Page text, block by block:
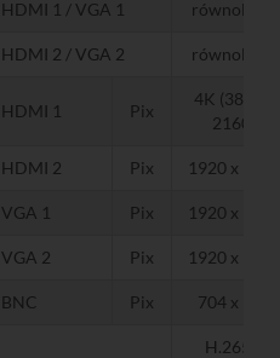
HDMI 1 / VGA 1 równoległe
HDMI 2 / VGA 2 równoległe
HDMI 1 Pix
4K (3840 x
2160)
HDMI 2 Pix 1920 x 1080
VGA 1 Pix 1920 x 1080
VGA 2 Pix 1920 x 1080
BNC Pix 704 x 576
H.265+,